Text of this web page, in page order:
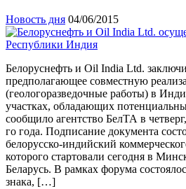
Новость дня 04/06/2015
Белоруснефть и Oil India Ltd.
предполагающее совместную
(геологоразведочные работы) в
участках, обладающих
сообщило агентство БелТА в
го года. Подписание документа
белорусско-индийский
которого стартовали сегодня в
Беларусь. В рамках форума
знака, […]